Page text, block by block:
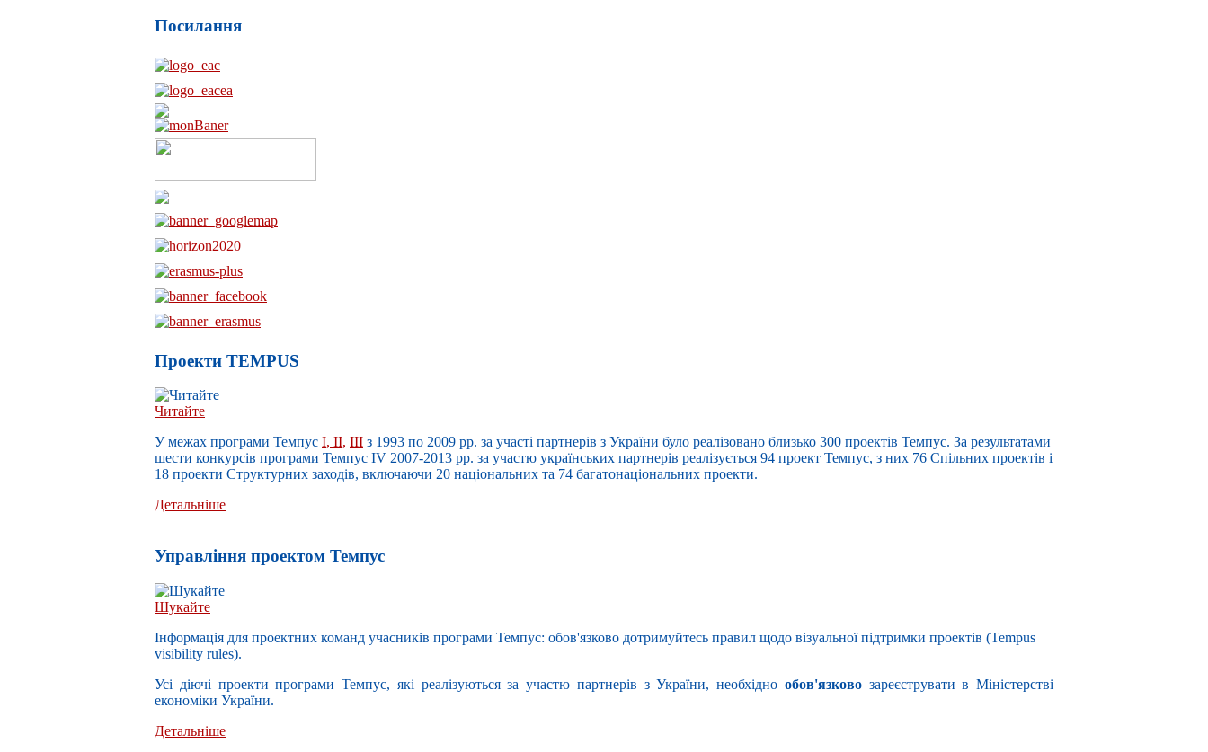
Посилання
Проекти TEMPUS
Читайте
У межах програми Темпус I, II, III з 1993 по 2009 рр. за участі партнерів з України було реалізовано близько 300 проектів Темпус. За результатами
шести конкурсів програми Темпус IV 2007-2013 рр. за участю українських партнерів реалізується 94 проект Темпус, з них 76 Спільних проектів і
18 проекти Структурних заходів, включаючи 20 національних та 74 багатонаціональних проекти.
Детальніше
Управлiння проектом Темпус
Шукайте
Інформація для проектних команд учасників програми Темпус: обов'язково дотримуйтесь правил щодо візуальної підтримки проектів (Tempus
visibility rules).
Усі діючі проекти програми Темпус, які реалізуються за участю партнерів з України, необхідно обов'язковозареєструвати в Міністерстві
економіки України.
Детальніше